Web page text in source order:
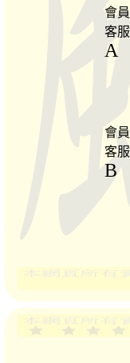
會員
客服
A
會員
客服
B